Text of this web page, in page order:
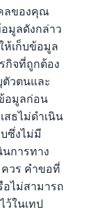
ลของคุณ
มูลดังกล่าว
เก็บข้อมูล
กิจที่ถูกต้อง
วตนและ
อมูลก่อน
สธไม่ดำเนิน
ซึ่งไม่มี
การทาง
วร คำขอที่
ไม่สามารถ
ว้ในเทป